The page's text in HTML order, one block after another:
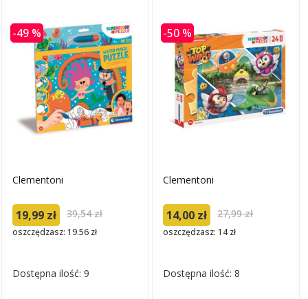
-49 %
Clementoni
19,99 zł 39,54 zł
oszczędzasz: 19.56 zł
Dostępna ilość: 9
-50 %
Clementoni
14,00 zł 27,99 zł
oszczędzasz: 14 zł
Dostępna ilość: 8